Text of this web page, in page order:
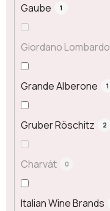
Gaube 1
Giordano Lombardo
Grande Alberone 1
Gruber Röschitz 2
Charvát 0
Italian Wine Brands